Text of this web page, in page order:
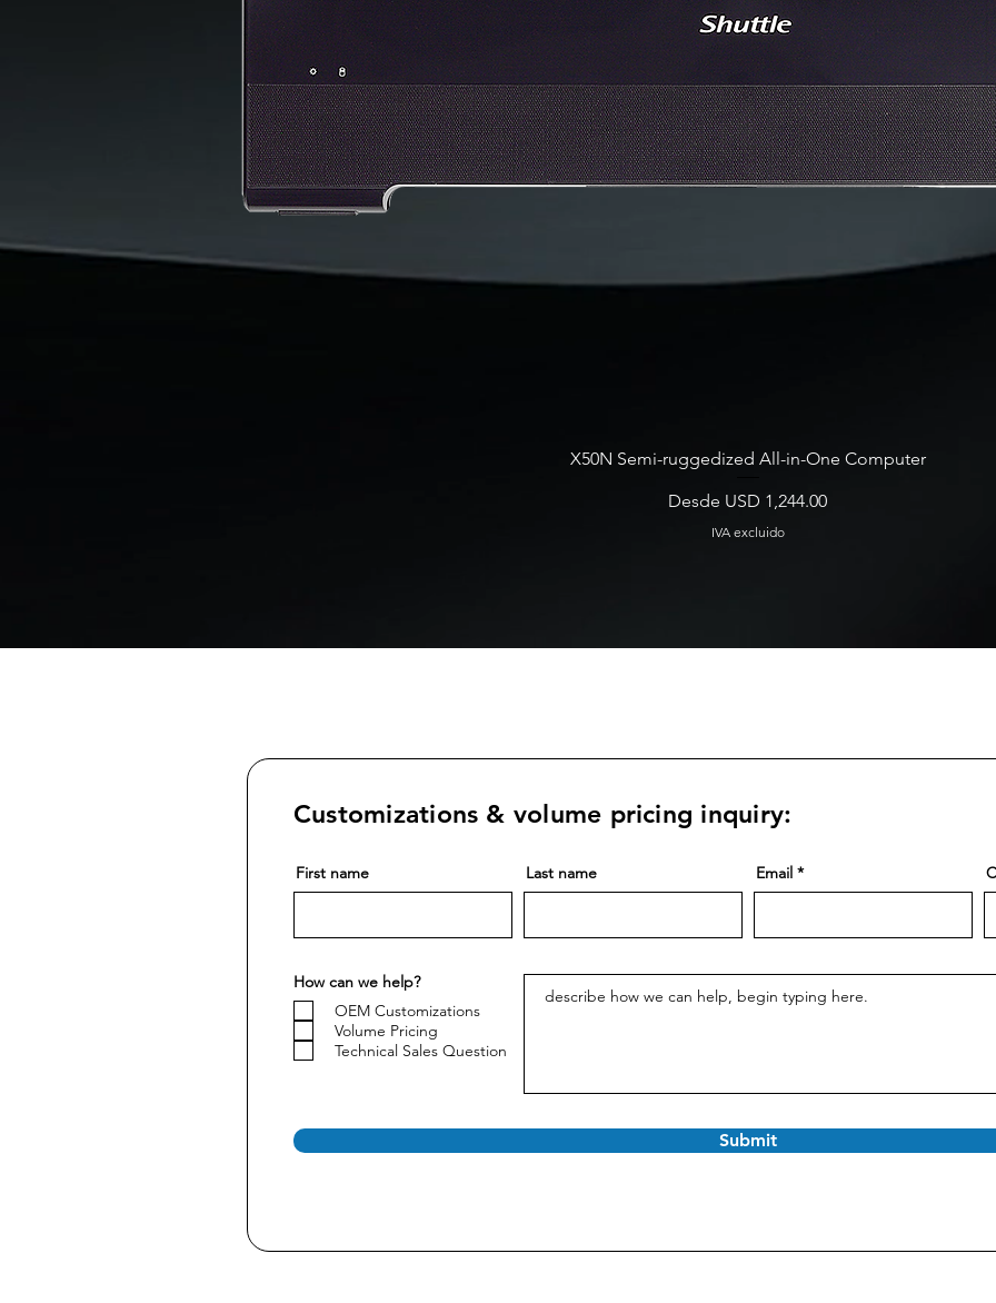
X50N Semi-ruggedized All-in-One Computer
Desde USD 1,244.00
Precio de oferta
IVA excluido
Customizations & volume pricing inquiry:
First name Last name Email
How can we help?
OEM Customizations
Volume Pricing
Technical Sales Question
Submit